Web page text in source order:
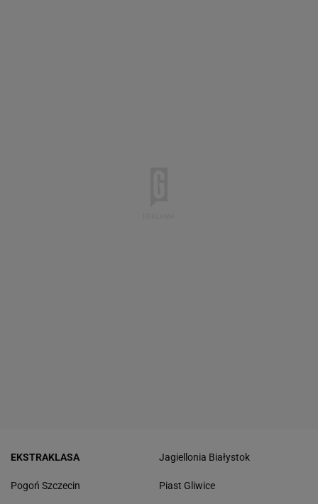
EKSTRAKLASA
Pogoń Szczecin
Jagiellonia Białystok
Piast Gliwice